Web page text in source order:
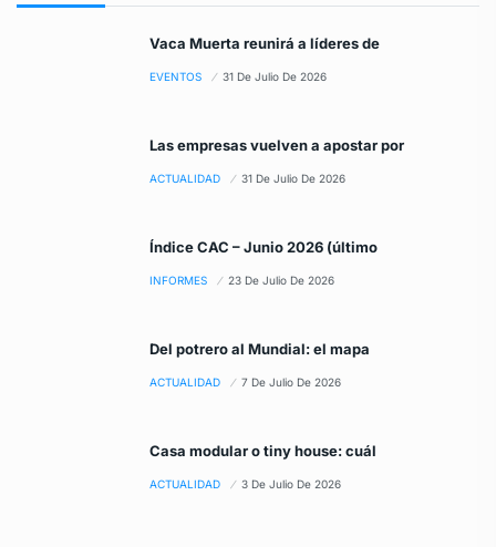
Vaca Muerta reunirá a líderes de
EVENTOS 31 De Julio De 2026
Las empresas vuelven a apostar por
ACTUALIDAD 31 De Julio De 2026
Índice CAC – Junio 2026 (último
INFORMES 23 De Julio De 2026
Del potrero al Mundial: el mapa
ACTUALIDAD 7 De Julio De 2026
Casa modular o tiny house: cuál
ACTUALIDAD 3 De Julio De 2026